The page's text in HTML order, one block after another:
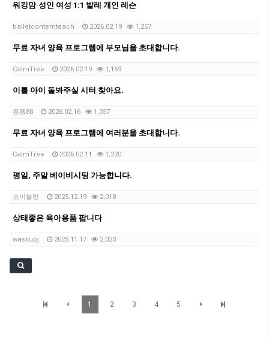
워킹맘·성인 여성 1:1 발레 개인 레슨
balletcontemteach 2026.02.19 1,257
무료 자녀 양육 프로그램에 부모님을 초대합니다.
CalmTree 2026.02.19 1,169
이틀 아이 돌봐주실 시터 찾아요.
용용88 2026.02.16 1,357
무료 자녀 양육 프로그램에 여러분을 초대합니다.
CalmTree 2026.02.11 1,220
평일, 주말 베이비시팅 가능합니다.
조이블번 2025.12.19 2,018
상태좋은 육아용품 팝니다
wassupj 2025.11.17 2,023
1 2 3 4 5